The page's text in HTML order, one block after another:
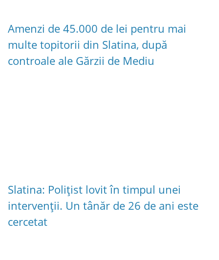
Amenzi de 45.000 de lei pentru mai
multe topitorii din Slatina, după
controale ale Gărzii de Mediu
Slatina: Polițist lovit în timpul unei
intervenții. Un tânăr de 26 de ani este
cercetat